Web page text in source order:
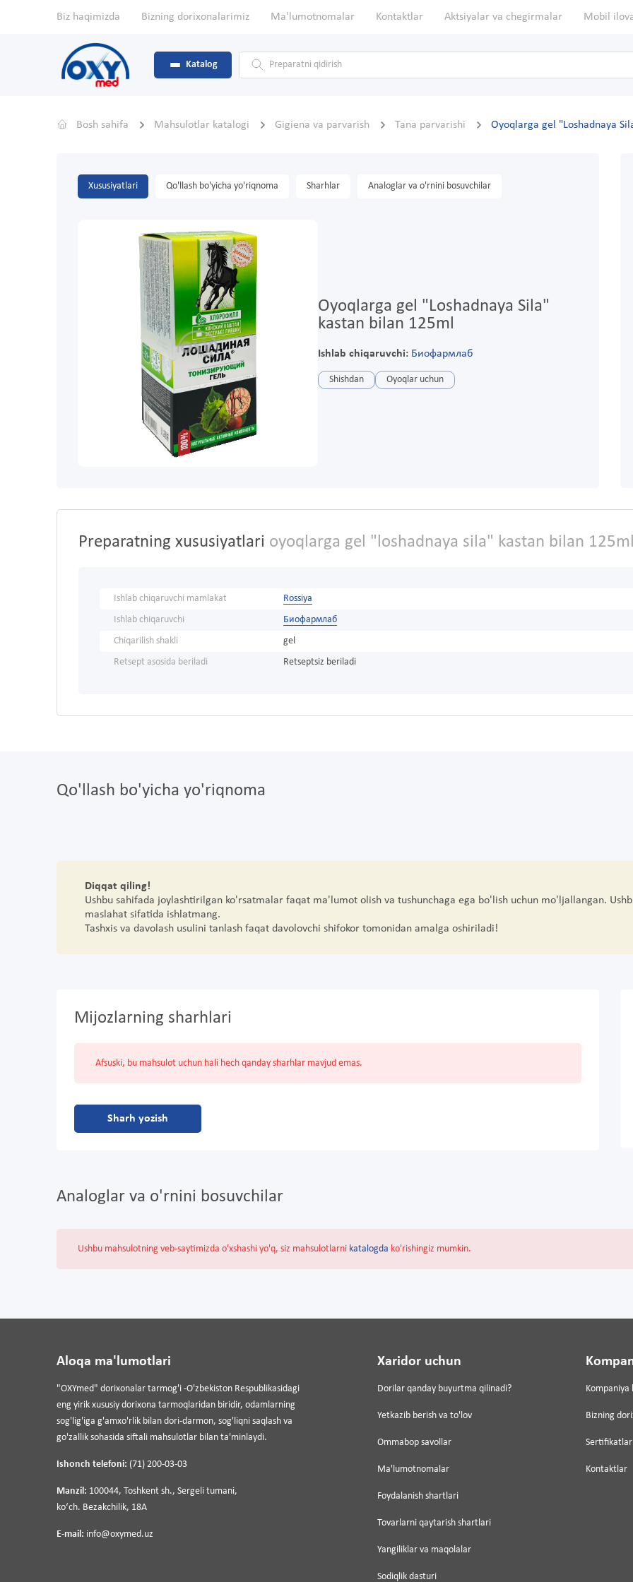
Biz haqimizda Bizning dorixonalarimiz Ma'lumotnomalar Kontaktlar Aktsiyalar va chegirmalar Mobil
Katalog
Bosh sahifa Mahsulotlar katalogi Gigiena va parvarish Tana parvarishi Oyoqlarga gel "Loshadnaya
Xususiyatlari Qo'llash bo'yicha yo'riqnoma Sharhlar Analoglar va o'rnini bosuvchilar
Oyoqlarga gel "Loshadnaya Sila"
kastan bilan 125ml
Ishlab chiqaruvchi: Биофармлаб
Shishdan Oyoqlar uchun
Preparatning xususiyatlari oyoqlarga gel "loshadnaya sila" kastan bilan 125ml
Ishlab chiqaruvchi mamlakat
Rossiya
Ishlab chiqaruvchi
Биофармлаб
Chiqarilish shakli
gel
Retsept asosida beriladi
Retseptsiz beriladi
Qo'llash bo'yicha yo'riqnoma
Diqqat qiling!
Ushbu sahifada joylashtirilgan ko'rsatmalar faqat ma'lumot olish va tushunchaga ega bo'lish uchun mo'ljallangan.
maslahat sifatida ishlatmang.
Tashxis va davolash usulini tanlash faqat davolovchi shifokor tomonidan amalga oshiriladi!
Mijozlarning sharhlari
Afsuski, bu mahsulot uchun hali hech qanday sharhlar mavjud emas.
Sharh yozish
Analoglar va o'rnini bosuvchilar
Ushbu mahsulotning veb-saytimizda o'xshashi yo'q, siz mahsulotlarni katalogda ko'rishingiz mumkin.
Aloqa ma'lumotlari
"OXYmed" dorixonalar tarmog'i -O'zbekiston Respublikasidagi
eng yirik xususiy dorixona tarmoqlaridan biridir, odamlarning
sog'lig'iga g'amxo'rlik bilan dori-darmon, sog'liqni saqlash va
go'zallik sohasida siftali mahsulotlar bilan ta'minlaydi.
Ishonch telefoni: (71) 200-03-03
Manzil: 100044, Toshkent sh., Sergeli tumani,
koʻch. Bezakchilik, 18A
E-mail: info@oxymed.uz
Xaridor uchun
Dorilar qanday buyurtma qilinadi?
Yetkazib berish va to'lov
Ommabop savollar
Ma'lumotnomalar
Foydalanish shartlari
Tovarlarni qaytarish shartlari
Yangiliklar va maqolalar
Sodiqlik dasturi
Kompaniya
Bizning
Sertifikatlar
Kontaktlar